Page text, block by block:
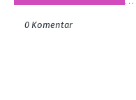
0 Komentar